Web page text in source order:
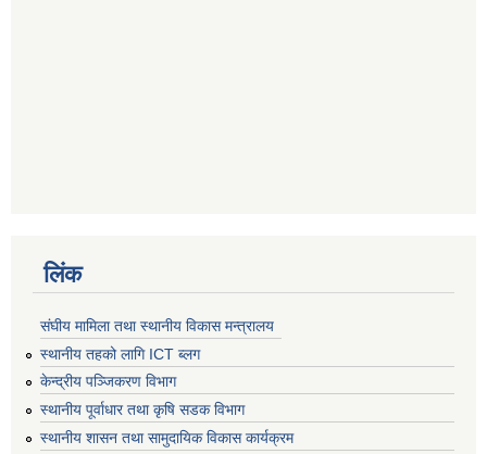
लिंक
संघीय मामिला तथा स्थानीय विकास मन्त्रालय
स्थानीय तहको लागि ICT ब्लग
केन्द्रीय पञ्जिकरण विभाग
स्थानीय पूर्वाधार तथा कृषि सडक विभाग
स्थानीय शासन तथा सामुदायिक विकास कार्यक्रम